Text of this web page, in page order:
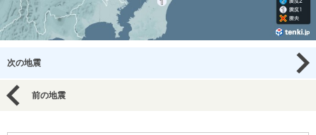
次の地震
前の地震